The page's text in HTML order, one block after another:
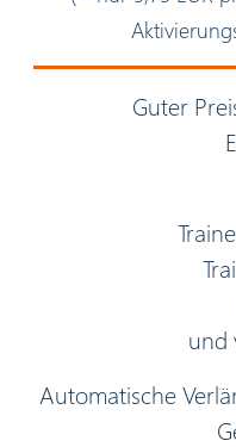
Guter
und
Automatische